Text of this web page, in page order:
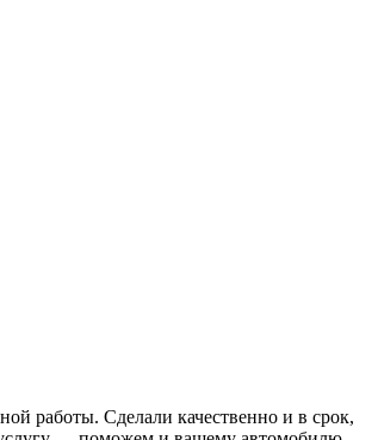
работы. Сделали качественно и в срок,